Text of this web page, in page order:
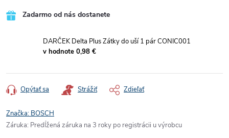
Zadarmo od nás dostanete
DARČEK Delta Plus Zátky do uší 1 pár CONIC001
v hodnote 0,98 €
Opýtať sa Strážiť Zdieľať
Značka: BOSCH
Záruka: Predĺžená záruka na 3 roky po registrácii u výrobcu